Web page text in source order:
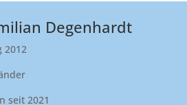
Degenhardt
2012
seit 2021